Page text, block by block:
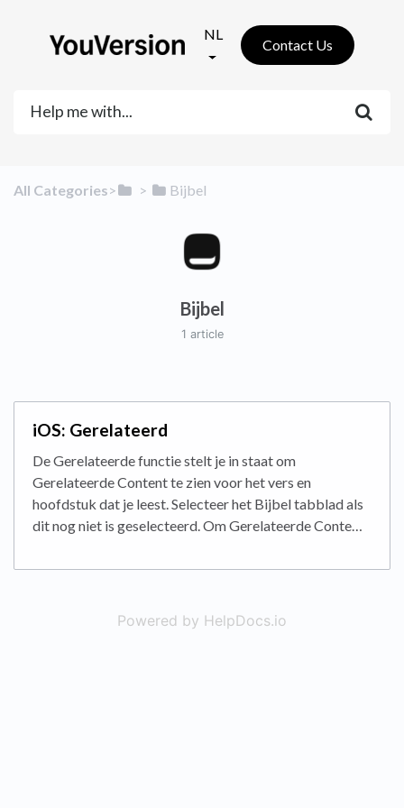
NL
Contact Us
All Categories​>​ ​ > ​ ​Bijbel
Bijbel
1 article
iOS: Gerelateerd
De Gerelateerde functie stelt je in staat om
Gerelateerde Content te zien voor het vers en
hoofdstuk dat je leest. Selecteer het Bijbel tabblad als
dit nog niet is geselecteerd. Om Gerelateerde Conte…
Powered by HelpDocs.io